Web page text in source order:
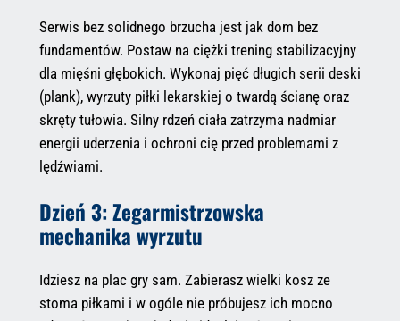
Serwis bez solidnego brzucha jest jak dom bez
fundamentów. Postaw na ciężki trening stabilizacyjny
dla mięśni głębokich. Wykonaj pięć długich serii deski
(plank), wyrzuty piłki lekarskiej o twardą ścianę oraz
skręty tułowia. Silny rdzeń ciała zatrzyma nadmiar
energii uderzenia i ochroni cię przed problemami z
lędźwiami.
Dzień 3: Zegarmistrzowska
mechanika wyrzutu
Idziesz na plac gry sam. Zabierasz wielki kosz ze
stoma piłkami i w ogóle nie próbujesz ich mocno